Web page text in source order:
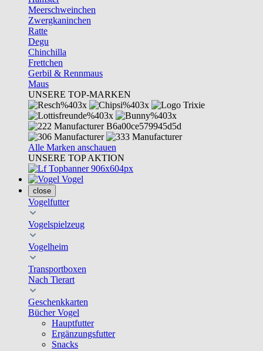
Meerschweinchen
Zwergkaninchen
Ratte
Degu
Chinchilla
Frettchen
Gerbil & Rennmaus
Maus
UNSERE TOP-MARKEN
Alle Marken anschauen
UNSERE TOP AKTION
Vogel
close
Vogelfutter
Vogelspielzeug
Vogelheim
Transportboxen
Nach Tierart
Geschenkkarten
Bücher Vogel
Hauptfutter
Ergänzungsfutter
Snacks